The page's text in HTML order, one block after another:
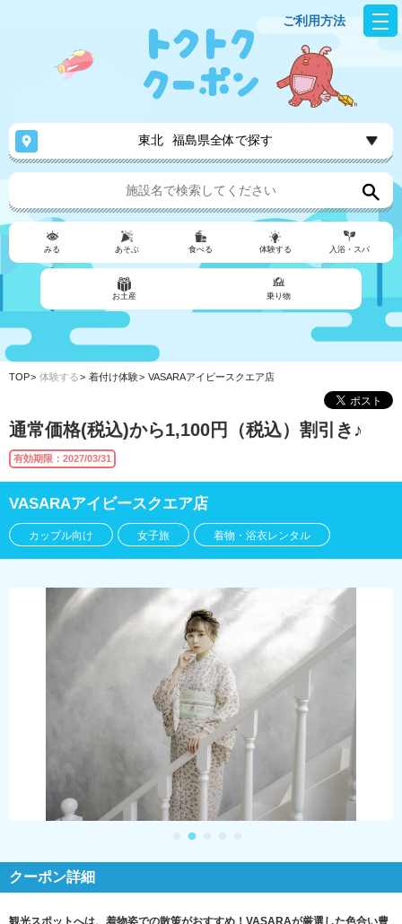
ご利用方法
東北 福島県全体で探す
みる あそぶ 食べる 体験する 入浴・スパ
お土産 乗り物
TOP 体験する 着付け体験 VASARAアイビースクエア店
通常価格(税込)から1,100円（税込）割引き♪
有効期限：2027/03/31
VASARAアイビースクエア店
カップル向け 女子旅 着物・浴衣レンタル
クーポン詳細
観光スポットへは、着物姿での散策がおすすめ！VASARAが厳選した色合い豊